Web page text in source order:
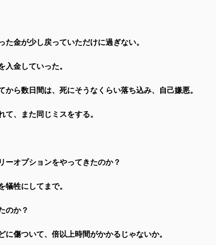
た金が少し戻っていただけに過ぎない。
入金していった。
から数日間は、死にそうなくらい落ち込み、自己嫌悪。
て、また同じミスをする。
ーオプションをやってきたのか？
犠牲にしてまで。
のか？
に傷ついて、倍以上時間がかかるじゃないか。